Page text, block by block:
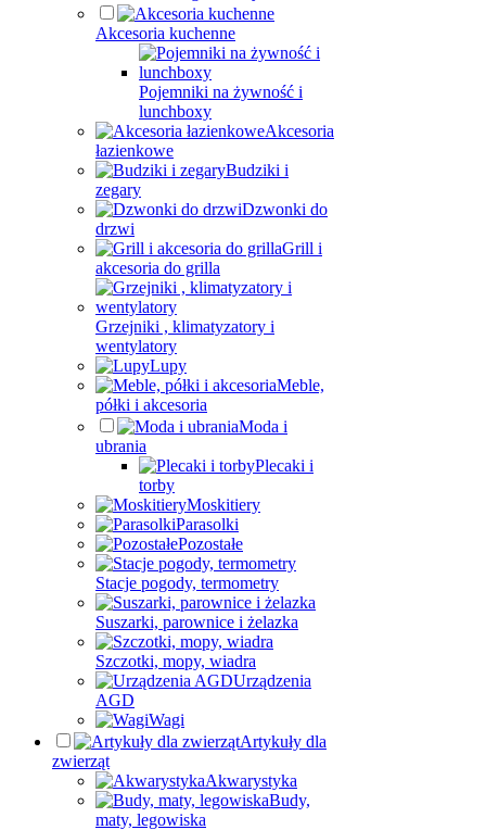
Akcesoria kuchenne
Pojemniki na żywność i
lunchboxy
Akcesoria
łazienkowe
Budziki i
zegary
Dzwonki do
drzwi
Grill i
akcesoria do grilla
Grzejniki , klimatyzatory i
wentylatory
Lupy
Meble,
półki i akcesoria
Moda i
ubrania
Plecaki i
torby
Moskitiery
Parasolki
Pozostałe
Stacje pogody, termometry
Suszarki, parownice i żelazka
Szczotki, mopy, wiadra
Urządzenia
AGD
Wagi
Artykuły dla
zwierząt
Akwarystyka
Budy,
maty, legowiska